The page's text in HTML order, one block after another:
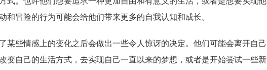
冒险的行为可能会给他们带来更多的自我认知和成长。
某些情感上的变化之后会做出一些令人惊讶的决定。他们可能会离开自己
变自己的生活方式，去实现自己一直以来的梦想，或者是开始尝试一些新